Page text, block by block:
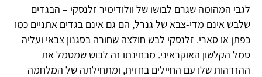
לגבי המהומה שגרם לבושו של וולודימיר זלנסקי – הבגדים
שלבש אינם מדי-צבא של גנרל, הם גם אינם בגדים אתניים כמו
כפתן או סארי. זלנסקי לבש חולצה שחורה בסגנון צבאי ועליה
סמל הקלשון האוקראיני. מבחינתו זה לבוש שמסמל את
ההזדהות שלו עם החיילים בחזית, ומתחילתה של המלחמה